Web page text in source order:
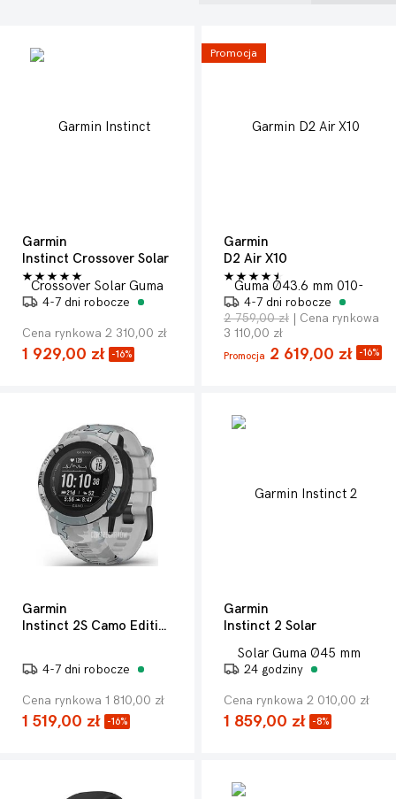
Garmin
Instinct Crossover Solar
4-7 dni robocze
Cena rynkowa 2 310,00 zł
1 929,00 zł -16%
Promocja
Garmin
D2 Air X10
4-7 dni robocze
2 759,00 zł | Cena rynkowa
3 110,00 zł
Promocja 2 619,00 zł -16%
Garmin
Instinct 2S Camo Edition
4-7 dni robocze
Cena rynkowa 1 810,00 zł
1 519,00 zł -16%
Garmin
Instinct 2 Solar
24 godziny
Cena rynkowa 2 010,00 zł
1 859,00 zł -8%